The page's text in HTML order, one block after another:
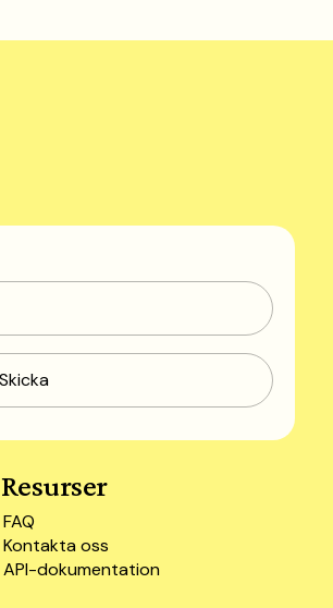
Resurser
FAQ
Kontakta oss
API-dokumentation